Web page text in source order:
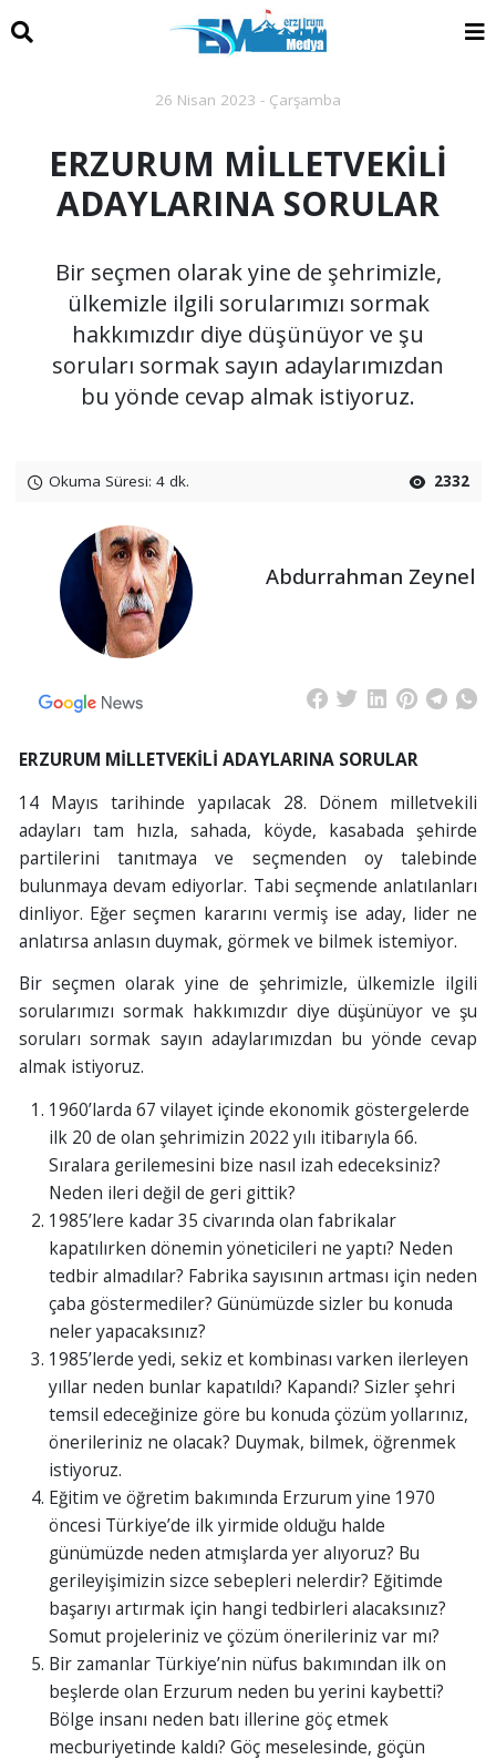
26 Nisan 2023 - Çarşamba
ERZURUM MİLLETVEKİLİ
ADAYLARINA SORULAR
Bir seçmen olarak yine de şehrimizle,
ülkemizle ilgili sorularımızı sormak
hakkımızdır diye düşünüyor ve şu
soruları sormak sayın adaylarımızdan
bu yönde cevap almak istiyoruz.
Okuma Süresi: 4 dk. 2332
Abdurrahman Zeynel
ERZURUM MİLLETVEKİLİ ADAYLARINA SORULAR
14 Mayıs tarihinde yapılacak 28. Dönem milletvekili
adayları tam hızla, sahada, köyde, kasabada şehirde
partilerini tanıtmaya ve seçmenden oy talebinde
bulunmaya devam ediyorlar. Tabi seçmende anlatılanları
dinliyor. Eğer seçmen kararını vermiş ise aday, lider ne
anlatırsa anlasın duymak, görmek ve bilmek istemiyor.
Bir seçmen olarak yine de şehrimizle, ülkemizle ilgili
sorularımızı sormak hakkımızdır diye düşünüyor ve şu
soruları sormak sayın adaylarımızdan bu yönde cevap
almak istiyoruz.
1960’larda 67 vilayet içinde ekonomik göstergelerde
ilk 20 de olan şehrimizin 2022 yılı itibarıyla 66.
Sıralara gerilemesini bize nasıl izah edeceksiniz?
Neden ileri değil de geri gittik?
1985’lere kadar 35 civarında olan fabrikalar
kapatılırken dönemin yöneticileri ne yaptı? Neden
tedbir almadılar? Fabrika sayısının artması için neden
çaba göstermediler? Günümüzde sizler bu konuda
neler yapacaksınız?
1985’lerde yedi, sekiz et kombinası varken ilerleyen
yıllar neden bunlar kapatıldı? Kapandı? Sizler şehri
temsil edeceğinize göre bu konuda çözüm yollarınız,
önerileriniz ne olacak? Duymak, bilmek, öğrenmek
istiyoruz.
Eğitim ve öğretim bakımında Erzurum yine 1970
öncesi Türkiye’de ilk yirmide olduğu halde
günümüzde neden atmışlarda yer alıyoruz? Bu
gerileyişimizin sizce sebepleri nelerdir? Eğitimde
başarıyı artırmak için hangi tedbirleri alacaksınız?
Somut projeleriniz ve çözüm önerileriniz var mı?
Bir zamanlar Türkiye’nin nüfus bakımından ilk on
beşlerde olan Erzurum neden bu yerini kaybetti?
Bölge insanı neden batı illerine göç etmek
mecburiyetinde kaldı? Göç meselesinde, göçün